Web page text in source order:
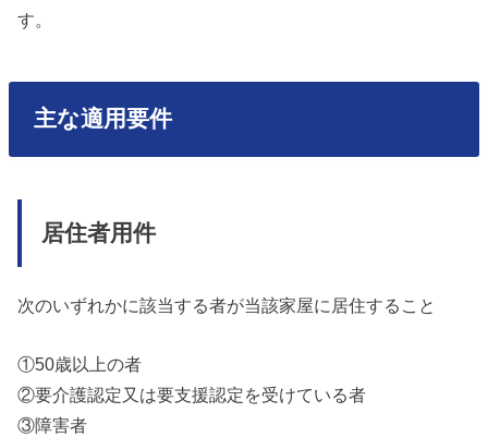
す。
主な適用要件
居住者用件
次のいずれかに該当する者が当該家屋に居住すること
①50歳以上の者
②要介護認定又は要支援認定を受けている者
③障害者